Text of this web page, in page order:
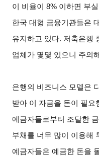
이 비율이 8% 이하면 부
한국 대형 금융기관들은
유지하고 있다. 저축은행
업체가 몇몇 있으니 주의
은행의 비즈니스 모델은
받아 이 자금을 돈이 필요
예금자들로부터 조달한
부채를 너무 많이 이용해
예금자들은 예금한 돈을